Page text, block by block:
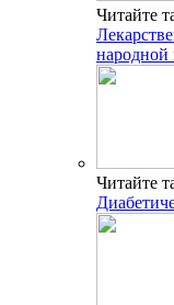
Читайте
народной
Читайте